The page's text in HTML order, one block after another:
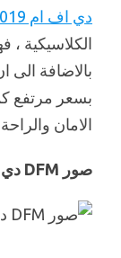
دي اف ام 2019
الكلاسيكية ،
بسعر مرتفع
الامان
صور DFM دي اف ام أي 30 2019